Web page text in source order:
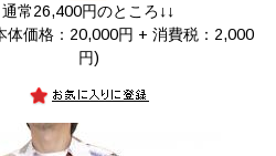
通常26,400円のところ↓↓
体価格：20,000円 + 消費税：2,000
円)